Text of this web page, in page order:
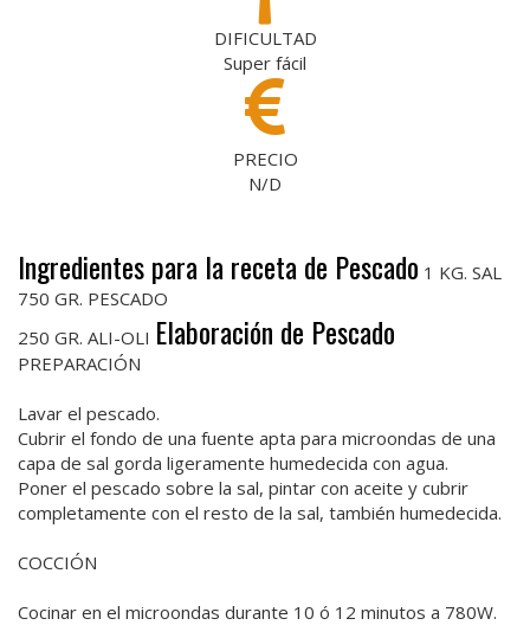
DIFICULTAD
Super fácil
PRECIO
N/D
Ingredientes para la receta de Pescado 1 KG. SAL
750 GR. PESCADO
250 GR. ALI-OLI Elaboración de Pescado
PREPARACIÓN
Lavar el pescado.
Cubrir el fondo de una fuente apta para microondas de una
capa de sal gorda ligeramente humedecida con agua.
Poner el pescado sobre la sal, pintar con aceite y cubrir
completamente con el resto de la sal, también humedecida.
COCCIÓN
Cocinar en el microondas durante 10 ó 12 minutos a 780W.